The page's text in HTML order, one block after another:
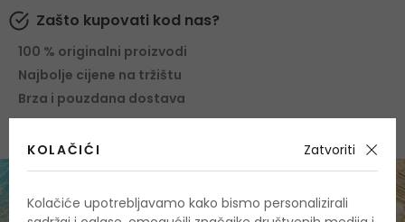
Zašto kupovati kod nas?
100 % originalni proizvodi
Najbolje cijene na tržištu
Brza i pouzdana dostava
KOLAČIĆI Zatvoriti
Kolačiće upotrebljavamo kako bismo personalizirali